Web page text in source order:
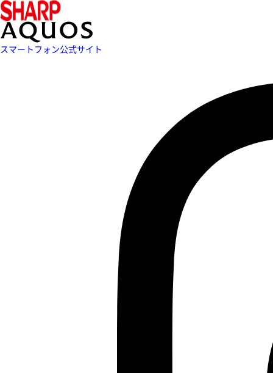
スマートフォン公式サイト